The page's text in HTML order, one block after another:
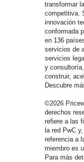
transformar
competitiva.
innovación
conformada
en 136
servicios de
servicios
y
construir,
Descubre
©2026
derechos
refiere a las
la red PwC
referencia a
miembro es
Para más